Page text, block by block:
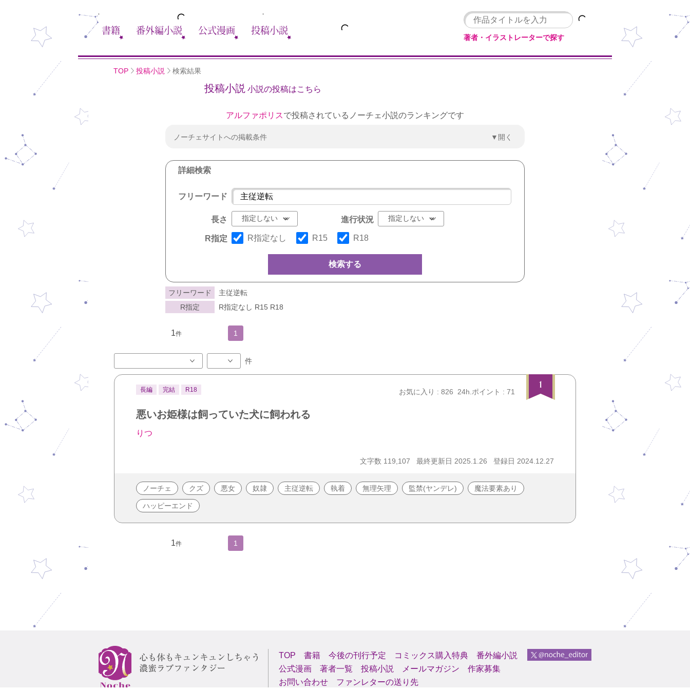
書籍 番外編小説 公式漫画 投稿小説
著者・イラストレーターで探す
TOP 投稿小説 検索結果
投稿小説 小説の投稿はこちら
アルファポリスで投稿されているノーチェ小説のランキングです
ノーチェサイトへの掲載条件 ▼開く
詳細検索
フリーワード
長さ 進行状況
R指定 R指定なし R15 R18
検索する
フリーワード
主従逆転
R指定
R指定なし R15 R18
1件 1
件
1
長編 完結 R18 お気に入り : 826 24h.ポイント : 71
悪いお姫様は飼っていた犬に飼われる
りつ
文字数 119,107 最終更新日 2025.1.26 登録日 2024.12.27
ノーチェ クズ 悪女 奴隷 主従逆転 執着 無理矢理 監禁(ヤンデレ) 魔法要素あり
ハッピーエンド
1件 1
TOP 書籍 今後の刊行予定 コミックス購入特典
番外編小説
公式漫画
著者一覧 投稿小説 メールマガジン
作家募集
お問い合わせ
ファンレターの送り先